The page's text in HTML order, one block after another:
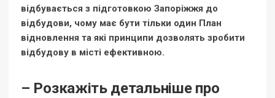
відбувається з підготовкою Запоріжжя до
відбудови, чому має бути тільки один План
відновлення та які принципи дозволять зробити
відбудову в місті ефективною.
– Розкажіть детальніше про